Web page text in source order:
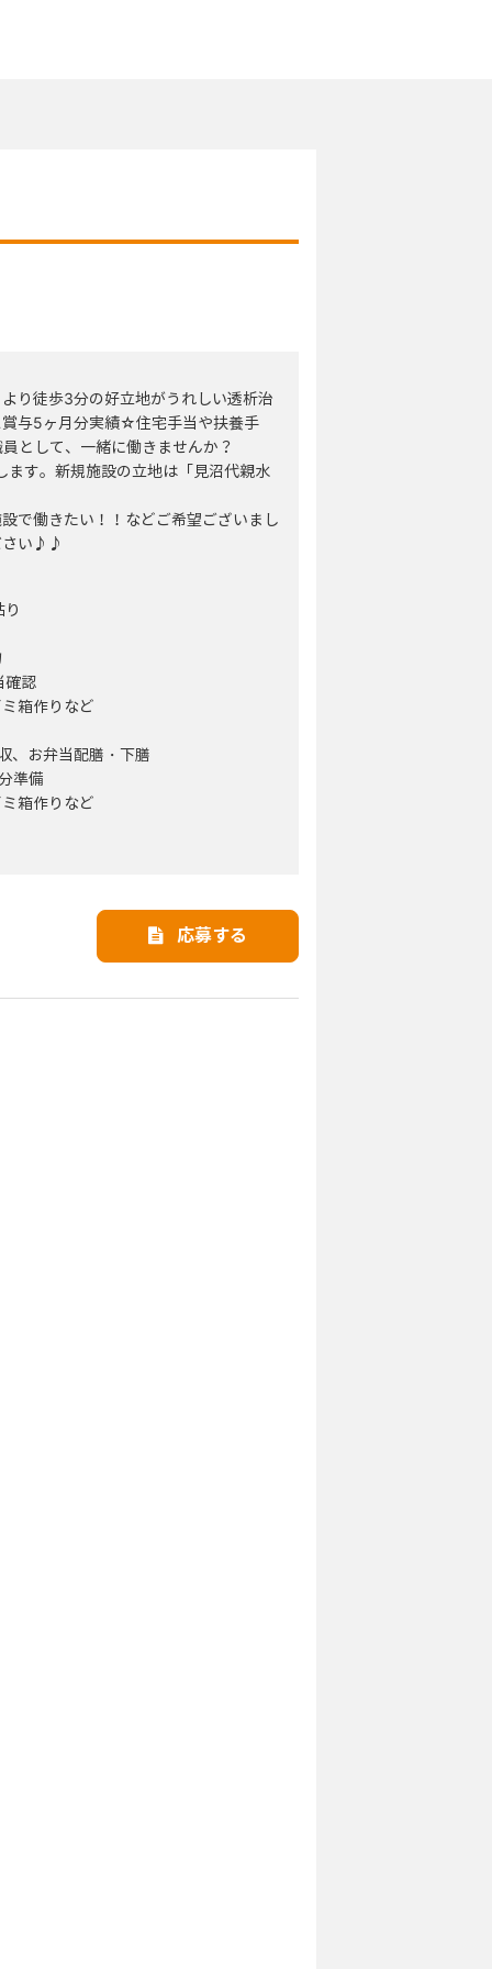
り徒歩3分の好立地がうれしい透析治
与5ヶ月分実績☆住宅手当や扶養手
として、一緒に働きませんか？
す。新規施設の立地は「見沼代親水
で働きたい！！などご希望ございまし
さい♪♪
確認
箱作りなど
、お弁当配膳・下膳
準備
箱作りなど
応募する